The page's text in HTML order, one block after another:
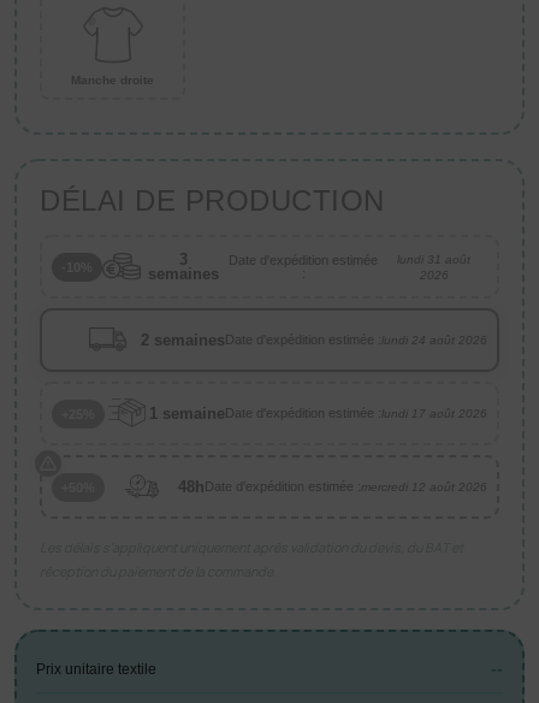
Manche droite
DÉLAI DE PRODUCTION
3
semaines
Date d'expédition estimée
:
lundi 31 août
2026
2 semaines Date d'expédition estimée :lundi 24 août 2026
1 semaine Date d'expédition estimée :lundi 17 août 2026
48h Date d'expédition estimée :mercredi 12 août 2026
Prix unitaire textile --